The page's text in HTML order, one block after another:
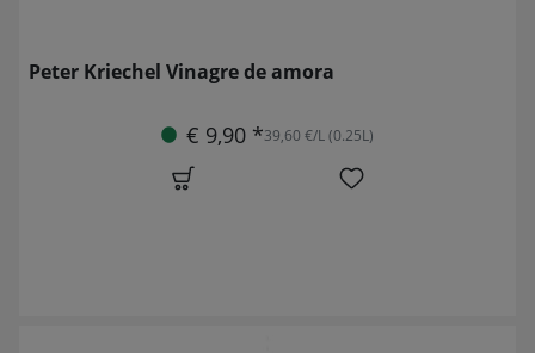
Peter Kriechel Vinagre de amora
€ 9,90 *39,60 €/L (0.25L)